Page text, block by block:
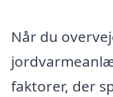
Når du
faktorer, der